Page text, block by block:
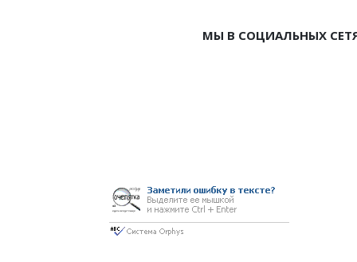
МЫ В СОЦИАЛЬНЫХ